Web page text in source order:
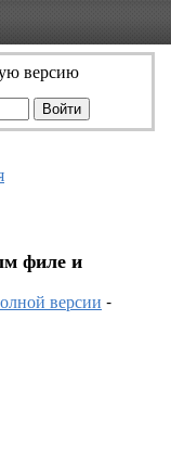
версию
филе и
версии -